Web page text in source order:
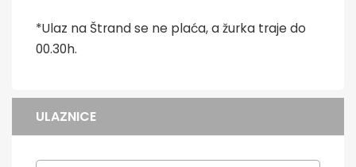
*Ulaz na Štrand se ne plaća, a žurka traje do
00.30h.
ULAZNICE